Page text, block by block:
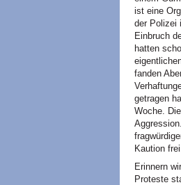
ist eine
der Polizei
Einbruch
hatten
fanden
getragen
Woche.
Kaution
Erinnern
Proteste